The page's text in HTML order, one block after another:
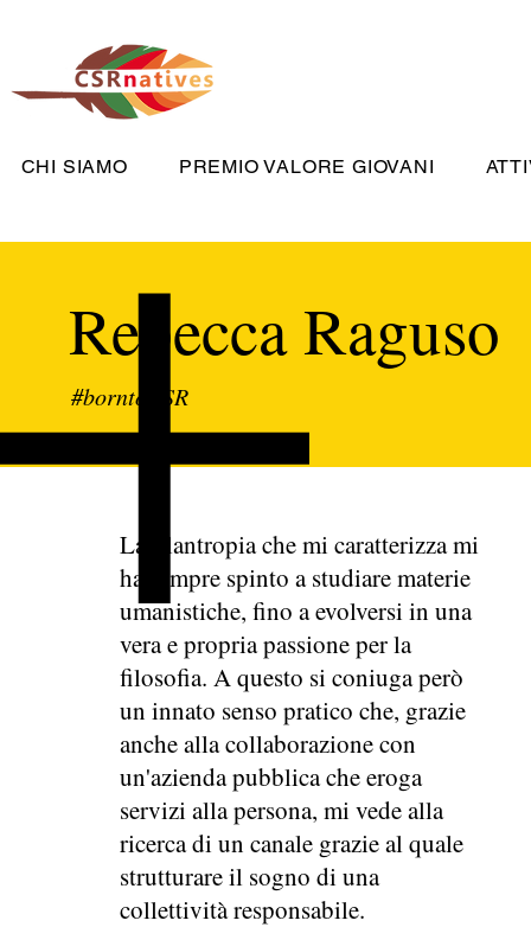
CHI SIAMO PREMIO VALORE GIOVANI
Rebecca Raguso
#borntoCSR
La filantropia che mi caratterizza mi
ha sempre spinto a studiare materie
umanistiche, fino a evolversi in una
vera e propria passione per la
filosofia. A questo si coniuga però
un innato senso pratico che, grazie
anche alla collaborazione con
un'azienda pubblica che eroga
servizi alla persona, mi vede alla
ricerca di un canale grazie al quale
strutturare il sogno di una
collettività responsabile.